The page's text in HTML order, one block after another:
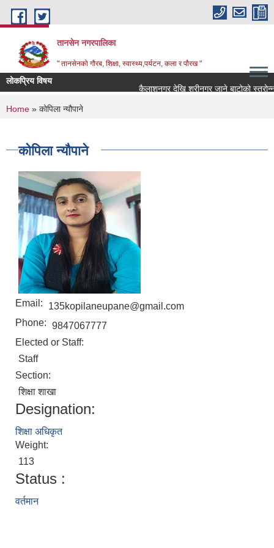
Skip to main content
तानसेन नगरपालिका
" तानसेनको गौरब, शिक्षा, स्वास्थ्य,पर्यटन, कला र पौरख "
लोकप्रिय विषय
You are here
Home » कोपिला न्यौपाने
कोपिला न्यौपाने
Email:
135kopilaneupane@gmail.com
Phone: 9847067777
Elected or Staff:
Staff
Section:
शिक्षा शाखा
Designation:
शिक्षा अधिकृत
Weight:
113
Status :
वर्तमान